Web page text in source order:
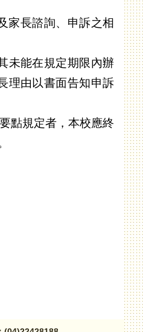
家長諮詢、申訴之相
未能在規定期限內辦
理由以書面告知申訴
點規定者，本校應終